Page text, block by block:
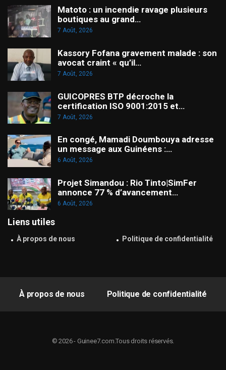
Matoto : un incendie ravage plusieurs
boutiques au grand…
7 Août, 2026
Kassory Fofana gravement malade : son
avocat craint « qu’il…
7 Août, 2026
GUICOPRES BTP décroche la
certification ISO 9001:2015 et…
7 Août, 2026
En congé, Mamadi Doumbouya adresse
un message aux Guinéens :…
6 Août, 2026
Projet Simandou : Rio Tinto|SimFer
annonce 77 % d’avancement…
6 Août, 2026
Liens utiles
À propos de nous Politique de confidentialité
À propos de nous Politique de confidentialité
© 2026 - Guinee7.com.Tous droits réservés.